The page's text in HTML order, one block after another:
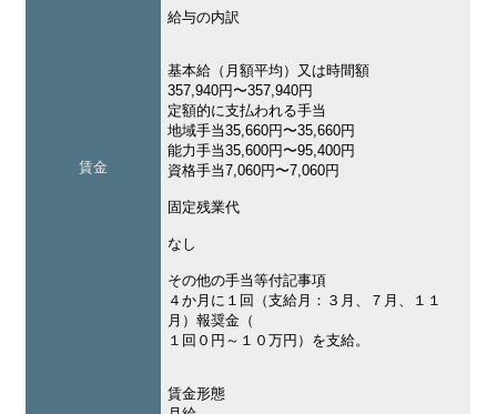
賃金
給与の内訳
基本給（月額平均）又は時間額
357,940円〜357,940円
定額的に支払われる手当
地域手当35,660円〜35,660円
能力手当35,600円〜95,400円
資格手当7,060円〜7,060円
固定残業代
なし
その他の手当等付記事項
４か月に１回（支給月：３月、７月、１１
月）報奨金（
１回０円～１０万円）を支給。
賃金形態